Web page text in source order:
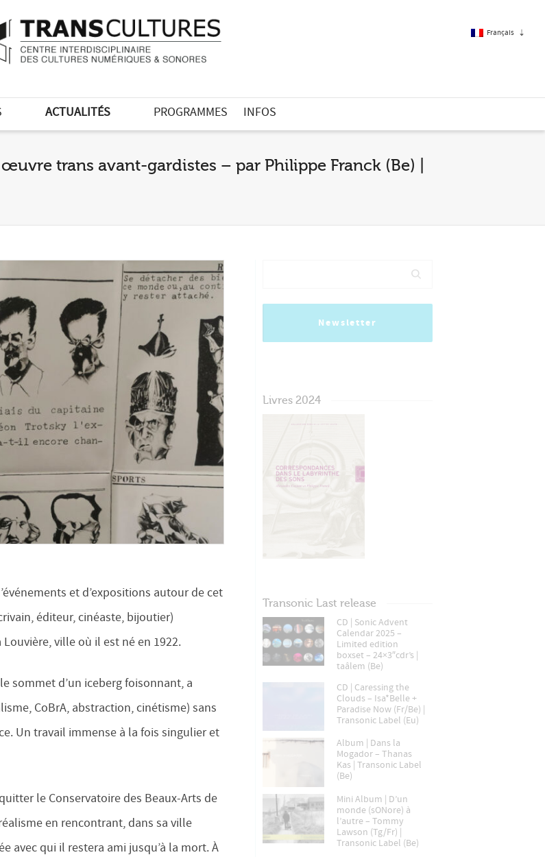
Français
ACTUALITÉS PROGRAMMES INFOS
trans avant-gardistes – par Philippe Franck (Be) |
et d’expositions autour de cet
éditeur, cinéaste, bijoutier)
ville où il est né en 1922.
sommet d’un iceberg foisonnant, a
CoBrA, abstraction, cinétisme) sans
Un travail immense à la fois singulier et
le Conservatoire des Beaux-Arts de
en rencontrant, dans sa ville
avec qui il restera ami jusqu’à la mort. À
Newsletter
Livres 2024
Transonic Last release
CD | Sonic Advent
Calendar 2025 –
Limited edition
boxset – 24×3″cdr’s |
taâlem (Be)
CD | Caressing the
Clouds – Isa*Belle +
Paradise Now (Fr/Be) |
Transonic Label (Eu)
Album | Dans la
Mogador – Thanas
Kas | Transonic Label
(Be)
Mini Album | D’un
monde (sONore) à
l’autre – Tommy
Lawson (Tg/Fr) |
Transonic Label (Be)